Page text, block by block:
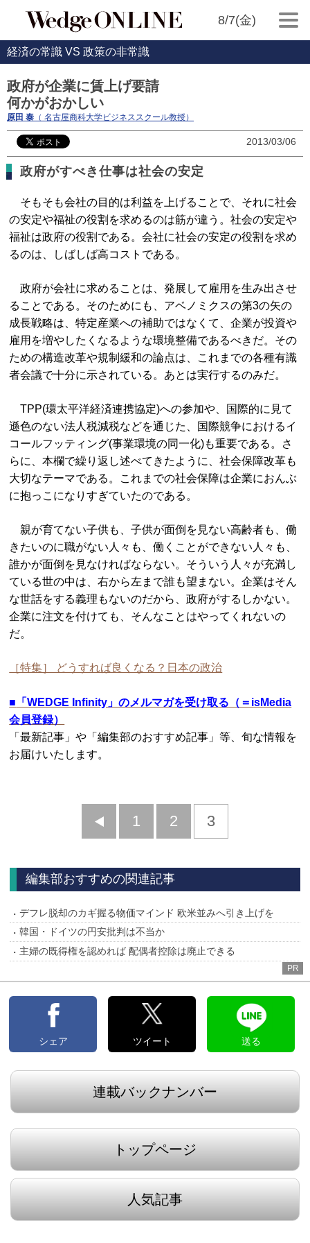
8/7(金)
経済の常識 VS 政策の非常識
政府が企業に賃上げ要請
何かがおかしい
原田 泰 （ 名古屋商科大学ビジネススクール教授）
2013/03/06
政府がすべき仕事は社会の安定
そもそも会社の目的は利益を上げることで、それに社会
の安定や福祉の役割を求めるのは筋が違う。社会の安定や
福祉は政府の役割である。会社に社会の安定の役割を求め
るのは、しばしば高コストである。
政府が会社に求めることは、発展して雇用を生み出させ
ることである。そのためにも、アベノミクスの第3の矢の
成長戦略は、特定産業への補助ではなくて、企業が投資や
雇用を増やしたくなるような環境整備であるべきだ。その
ための構造改革や規制緩和の論点は、これまでの各種有識
者会議で十分に示されている。あとは実行するのみだ。
TPP(環太平洋経済連携協定)への参加や、国際的に見て
遜色のない法人税減税などを通じた、国際競争におけるイ
コールフッティング(事業環境の同一化)も重要である。さ
らに、本欄で繰り返し述べてきたように、社会保障改革も
大切なテーマである。これまでの社会保障は企業におんぶ
に抱っこになりすぎていたのである。
親が育てない子供も、子供が面倒を見ない高齢者も、働
きたいのに職がない人々も、働くことができない人々も、
誰かが面倒を見なければならない。そういう人々が充満し
ている世の中は、右から左まで誰も望まない。企業はそん
な世話をする義理もないのだから、政府がするしかない。
企業に注文を付けても、そんなことはやってくれないの
だ。
［特集］ どうすれば良くなる？日本の政治
■ 「WEDGE Infinity」のメルマガを受け取る（＝isMedia
会員登録）
「最新記事」や「編集部のおすすめ記事」等、旬な情報を
お届けいたします。
前
1 2 3
編集部おすすめの関連記事
デフレ脱却のカギ握る物価マインド 欧米並みへ引き上げを
韓国・ドイツの円安批判は不当か
主婦の既得権を認めれば 配偶者控除は廃止できる
PR
シェア ツイート 送る
連載バックナンバー
トップページ
人気記事